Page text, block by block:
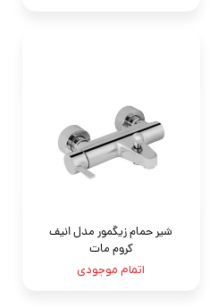
شیر حمام زیگمور مدل انیف
کروم مات
اتمام موجودی